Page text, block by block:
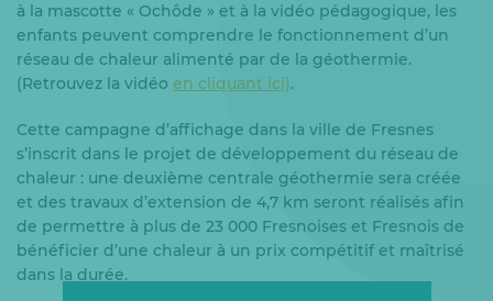
à la mascotte « Ochôde » et à la vidéo pédagogique, les
enfants peuvent comprendre le fonctionnement d’un
réseau de chaleur alimenté par de la géothermie.
(Retrouvez la vidéo en cliquant ici).
Cette campagne d’affichage dans la ville de Fresnes
s’inscrit dans le projet de développement du réseau de
chaleur : une deuxième centrale géothermie sera créée
et des travaux d’extension de 4,7 km seront réalisés afin
de permettre à plus de 23 000 Fresnoises et Fresnois de
bénéficier d’une chaleur à un prix compétitif et maîtrisé
dans la durée.